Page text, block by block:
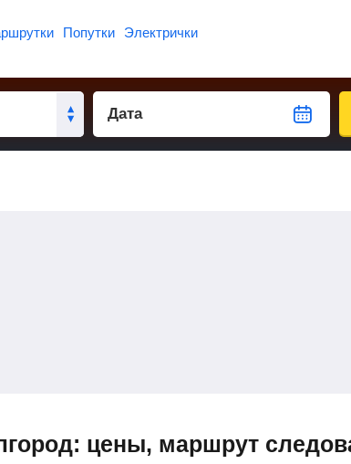
Попутки Электрички
Дата
цены, маршрут